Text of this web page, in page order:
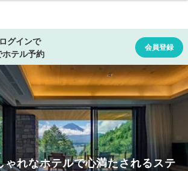
ゃれなホテルで心満たされるステ